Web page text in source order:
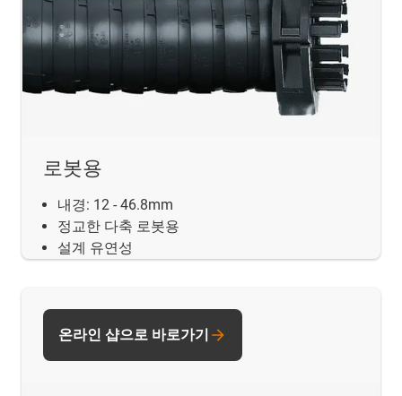
로봇용
내경: 12 - 46.8mm
정교한 다축 로봇용
설계 유연성
온라인 샵으로 바로가기